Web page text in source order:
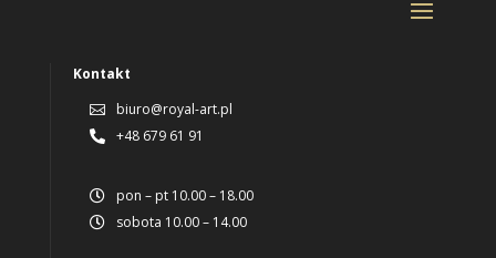
Kontakt
 biuro@royal-art.pl
 +48 679 61 91
 pon – pt 10.00 – 18.00
 sobota 10.00 – 14.00